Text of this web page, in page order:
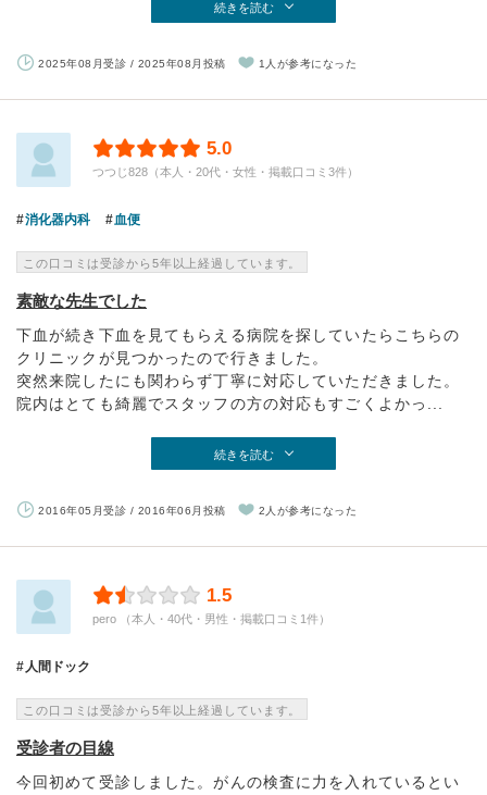
続きを読む
2025年08月受診 / 2025年08月投稿 1人が参考になった
5.0
つつじ828（本人・20代・女性・掲載口コミ3件）
消化器内科 血便
この口コミは受診から5年以上経過しています。
素敵な先生でした
下血が続き下血を見てもらえる病院を探していたらこちらの
クリニックが見つかったので行きました。
突然来院したにも関わらず丁寧に対応していただきました。
院内はとても綺麗でスタッフの方の対応もすごくよかっ...
続きを読む
2016年05月受診 / 2016年06月投稿 2人が参考になった
1.5
pero （本人・40代・男性・掲載口コミ1件）
人間ドック
この口コミは受診から5年以上経過しています。
受診者の目線
今回初めて受診しました。がんの検査に力を入れているとい